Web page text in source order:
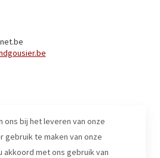
ons bij het leveren van onze
gebruik te maken van onze
akkoord met ons gebruik van